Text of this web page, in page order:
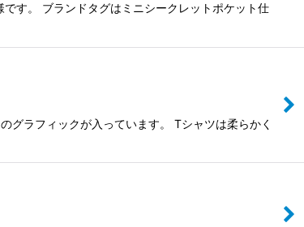
す。 ブランドタグはミニシークレットポケット仕
グラフィックが入っています。 Tシャツは柔らかく